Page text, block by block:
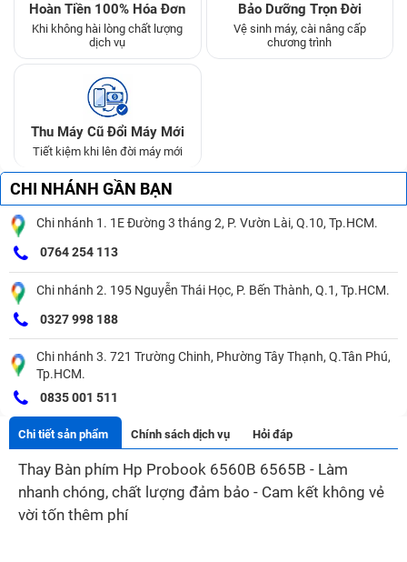
Hoàn Tiền 100% Hóa Đơn
Khi không hài lòng chất lượng
dịch vụ
Bảo Dưỡng Trọn Đời
Vệ sinh máy, cài nâng cấp
chương trình
Thu Máy Cũ Đổi Máy Mới
Tiết kiệm khi lên đời máy mới
CHI NHÁNH GẦN BẠN
Chi nhánh 1. 1E Đường 3 tháng 2, P. Vườn Lài, Q.10, Tp.HCM.
0764 254 113
Chi nhánh 2. 195 Nguyễn Thái Học, P. Bến Thành, Q.1, Tp.HCM.
0327 998 188
Chi nhánh 3. 721 Trường Chinh, Phường Tây Thạnh, Q.Tân Phú,
Tp.HCM.
0835 001 511
Chi tiết sản phẩm Chính sách dịch vụ Hỏi đáp
Thay Bàn phím Hp Probook 6560B 6565B - Làm
nhanh chóng, chất lượng đảm bảo - Cam kết không vẻ
vời tốn thêm phí